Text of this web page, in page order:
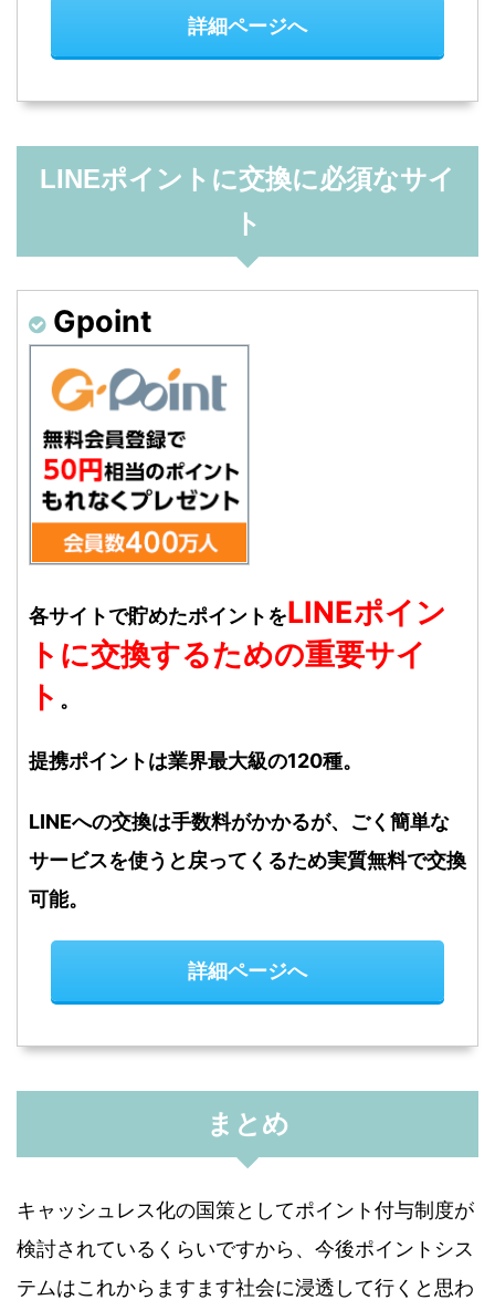
詳細ページへ
LINEポイントに交換に必須なサイ
ト
Gpoint
各サイトで貯めたポイントをLINEポイン
トに交換するための重要サイ
ト 。
提携ポイントは業界最大級の120種。
LINEへの交換は手数料がかかるが、ごく簡単な
サービスを使うと戻ってくるため実質無料で交換
可能。
詳細ページへ
まとめ
キャッシュレス化の国策としてポイント付与制度が
検討されているくらいですから、今後ポイントシス
テムはこれからますます社会に浸透して行くと思わ